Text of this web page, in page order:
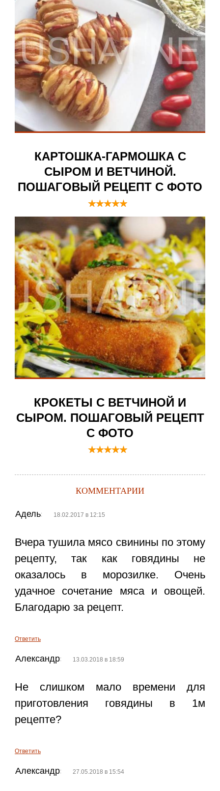
КАРТОШКА-ГАРМОШКА С
СЫРОМ И ВЕТЧИНОЙ.
ПОШАГОВЫЙ РЕЦЕПТ С ФОТО
КРОКЕТЫ С ВЕТЧИНОЙ И
СЫРОМ. ПОШАГОВЫЙ РЕЦЕПТ
С ФОТО
КОММЕНТАРИИ
Адель: 18.02.2017 в 12:15
Вчера тушила мясо свинины по этому
рецепту, так как говядины не
оказалось в морозилке. Очень
удачное сочетание мяса и овощей.
Благодарю за рецепт.
Ответить
Александр: 13.03.2018 в 18:59
Не слишком мало времени для
приготовления говядины в 1м
рецепте?
Ответить
Александр: 27.05.2018 в 15:54